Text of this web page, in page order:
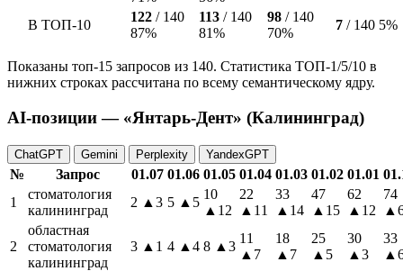
В ТОП-10
122 / 140
87%
113 / 140
81%
98 / 140
70%
7 / 140 5%
Показаны топ-15 запросов из 140. Статистика ТОП-1/5/10 в
нижних строках рассчитана по всему семантическому ядру.
AI-позиции — «Янтарь-Дент» (Калининград)
ChatGPT Gemini Perplexity YandexGPT
№ Запрос 01.07 01.06 01.05 01.04 01.03 01.02 01.01
1
стоматология
калининград
2 ▲3 5 ▲5
10
▲12
22
▲11
33
▲14
47
▲15
62
▲12
74
2
областная
стоматология
калининград
3 ▲1 4 ▲4 8 ▲3
11
▲7
18
▲7
25
▲5
30
▲3
33